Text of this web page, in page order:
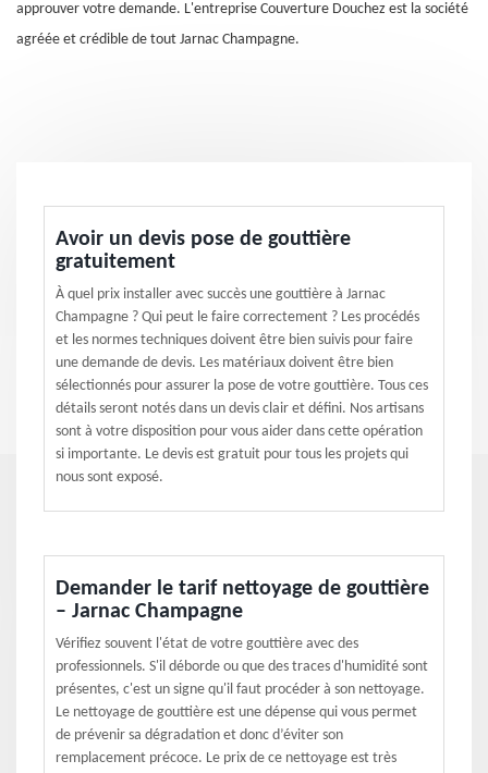
approuver votre demande. L'entreprise Couverture Douchez est la société
agréée et crédible de tout Jarnac Champagne.
Avoir un devis pose de gouttière
gratuitement
À quel prix installer avec succès une gouttière à Jarnac
Champagne ? Qui peut le faire correctement ? Les procédés
et les normes techniques doivent être bien suivis pour faire
une demande de devis. Les matériaux doivent être bien
sélectionnés pour assurer la pose de votre gouttière. Tous ces
détails seront notés dans un devis clair et défini. Nos artisans
sont à votre disposition pour vous aider dans cette opération
si importante. Le devis est gratuit pour tous les projets qui
nous sont exposé.
Demander le tarif nettoyage de gouttière
– Jarnac Champagne
Vérifiez souvent l'état de votre gouttière avec des
professionnels. S'il déborde ou que des traces d'humidité sont
présentes, c'est un signe qu'il faut procéder à son nettoyage.
Le nettoyage de gouttière est une dépense qui vous permet
de prévenir sa dégradation et donc d’éviter son
remplacement précoce. Le prix de ce nettoyage est très